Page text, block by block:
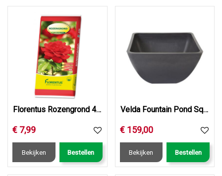
Florentus Rozengrond 40L
€ 7,99
Bekijken Bestellen
Velda Fountain Pond Square 55x55x32 cm
€ 159,00
Bekijken Bestellen